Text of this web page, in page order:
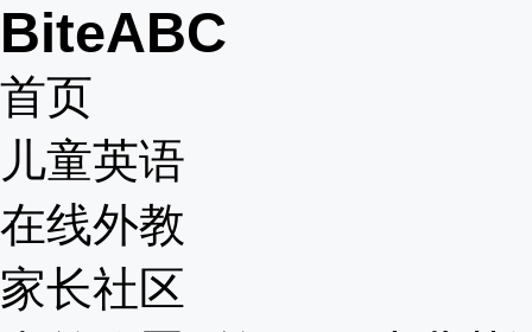
BiteABC
首页
儿童英语
在线外教
家长社区